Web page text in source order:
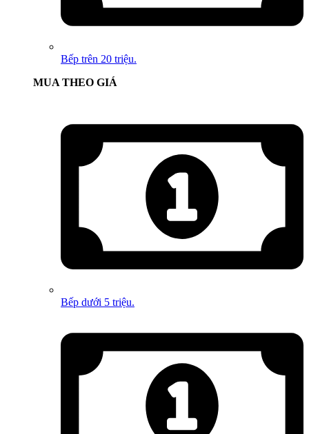
Bếp trên 20 triệu.
MUA THEO GIÁ
Bếp dưới 5 triệu.